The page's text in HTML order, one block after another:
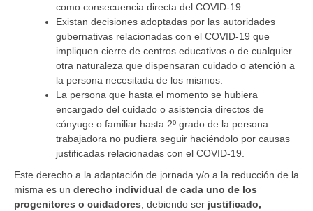
como consecuencia directa del COVID-19.
Existan decisiones adoptadas por las autoridades
gubernativas relacionadas con el COVID-19 que
impliquen cierre de centros educativos o de cualquier
otra naturaleza que dispensaran cuidado o atención a
la persona necesitada de los mismos.
La persona que hasta el momento se hubiera
encargado del cuidado o asistencia directos de
cónyuge o familiar hasta 2º grado de la persona
trabajadora no pudiera seguir haciéndolo por causas
justificadas relacionadas con el COVID-19.
Este derecho a la adaptación de jornada y/o a la reducción de la
misma es un derecho individual de cada uno de los
progenitores o cuidadores , debiendo ser justificado,